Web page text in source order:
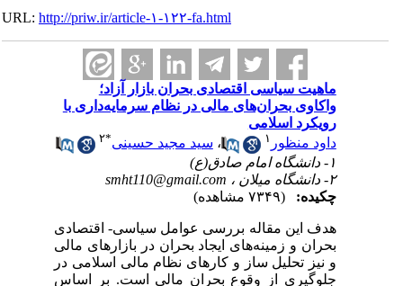
URL:http://priw.ir/article-۱-۱۲۲-fa.html
ماهیت سیاسی اقتصادی بحران بازار آزاد؛
واکاوی بحران‌های مالی در نظام سرمایه‌داری با
رویکرد اسلامی
داود منظور
،سید مجید حسینی ۲
smht110@gmail.com
چکیده:
هدف این مقاله بررسی عوامل سیاسی- اقتصادی
بحران و زمینه‌های ایجاد بحران در بازارهای مالی
و نیز تحلیل ساز و کارهای نظام مالی اسلامی در
جلوگیری از وقوع بحران مالی است. بر اساس